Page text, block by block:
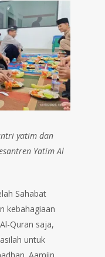
yatim dan
Yatim Al
Sahabat
kebahagiaan
Quran saja,
untuk